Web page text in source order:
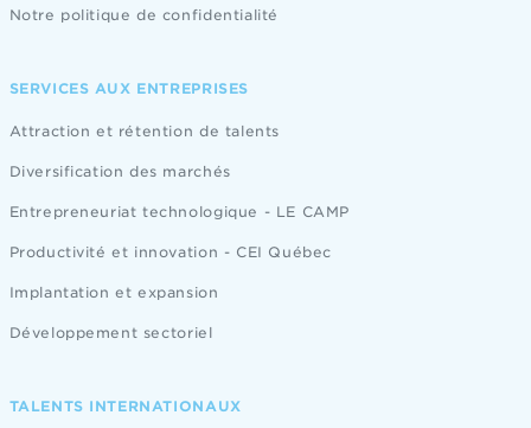
Notre politique de confidentialité
SERVICES AUX ENTREPRISES
Attraction et rétention de talents
Diversification des marchés
Entrepreneuriat technologique - LE CAMP
Productivité et innovation - CEI Québec
Implantation et expansion
Développement sectoriel
TALENTS INTERNATIONAUX